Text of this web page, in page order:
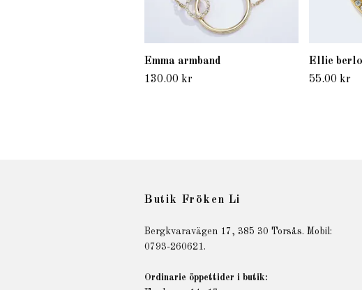
Emma armband
130.00 kr
Ellie
55.00 kr
Butik Fröken Li
Bergkvaravägen 17, 385 30 Torsås. Mobil:
0793-260621.
Ordinarie öppettider i butik: